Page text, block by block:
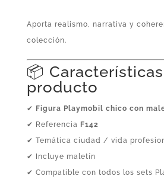
Aporta realismo, narrativa y
colección.
📦
producto
✔ Figura Playmobil chico con
✔ Referencia F142
✔ Temática ciudad / vida
✔ Incluye maletín
✔ Compatible con todos los sets